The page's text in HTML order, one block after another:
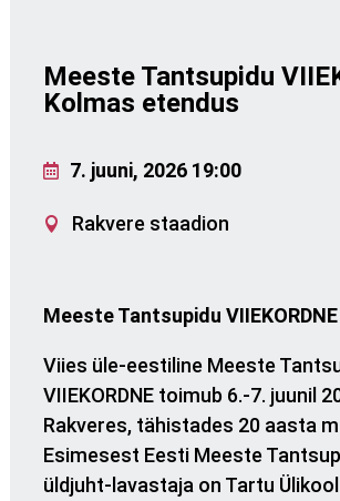
Meeste Tantsupidu
Kolmas etendus
7. juuni, 2026 19:00
Rakvere staadion
Meeste Tantsupidu VIIEKORDNE
Viies üle-eestiline Meeste
VIIEKORDNE toimub 6.-7. juunil
Rakveres, tähistades 20 aasta
Esimesest Eesti Meeste
üldjuht-lavastaja on Tartu